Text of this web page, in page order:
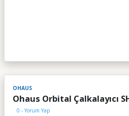
OHAUS
Ohaus Orbital Çalkalayıcı
0 - Yorum Yap